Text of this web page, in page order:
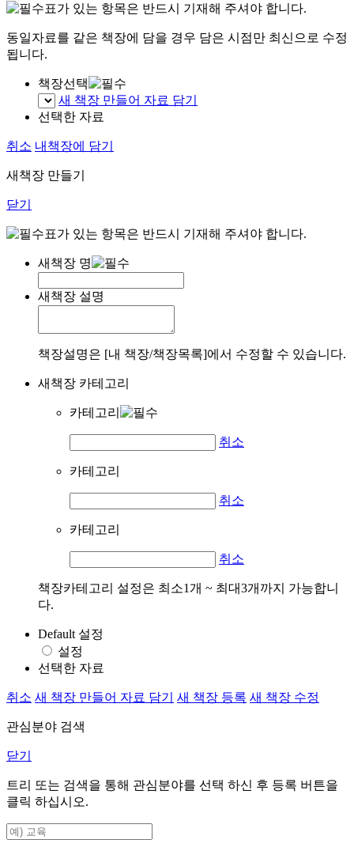
표가 있는 항목은 반드시 기재해 주셔야 합니다.
동일자료를 같은 책장에 담을 경우 담은 시점만 최신으로 수정
됩니다.
책장선택
새 책장 만들어 자료 담기
선택한 자료
취소 내책장에 담기
새책장 만들기
닫기
표가 있는 항목은 반드시 기재해 주셔야 합니다.
새책장 명
새책장 설명
책장설명은 [내 책장/책장목록]에서 수정할 수 있습니다.
새책장 카테고리
카테고리
취소
카테고리
취소
카테고리
취소
책장카테고리 설정은 최소1개 ~ 최대3개까지 가능합니
다.
Default 설정
설정
선택한 자료
취소 새 책장 만들어 자료 담기 새 책장 등록 새 책장 수정
관심분야 검색
닫기
트리 또는 검색을 통해 관심분야를 선택 하신 후 등록 버튼을
클릭 하십시오.